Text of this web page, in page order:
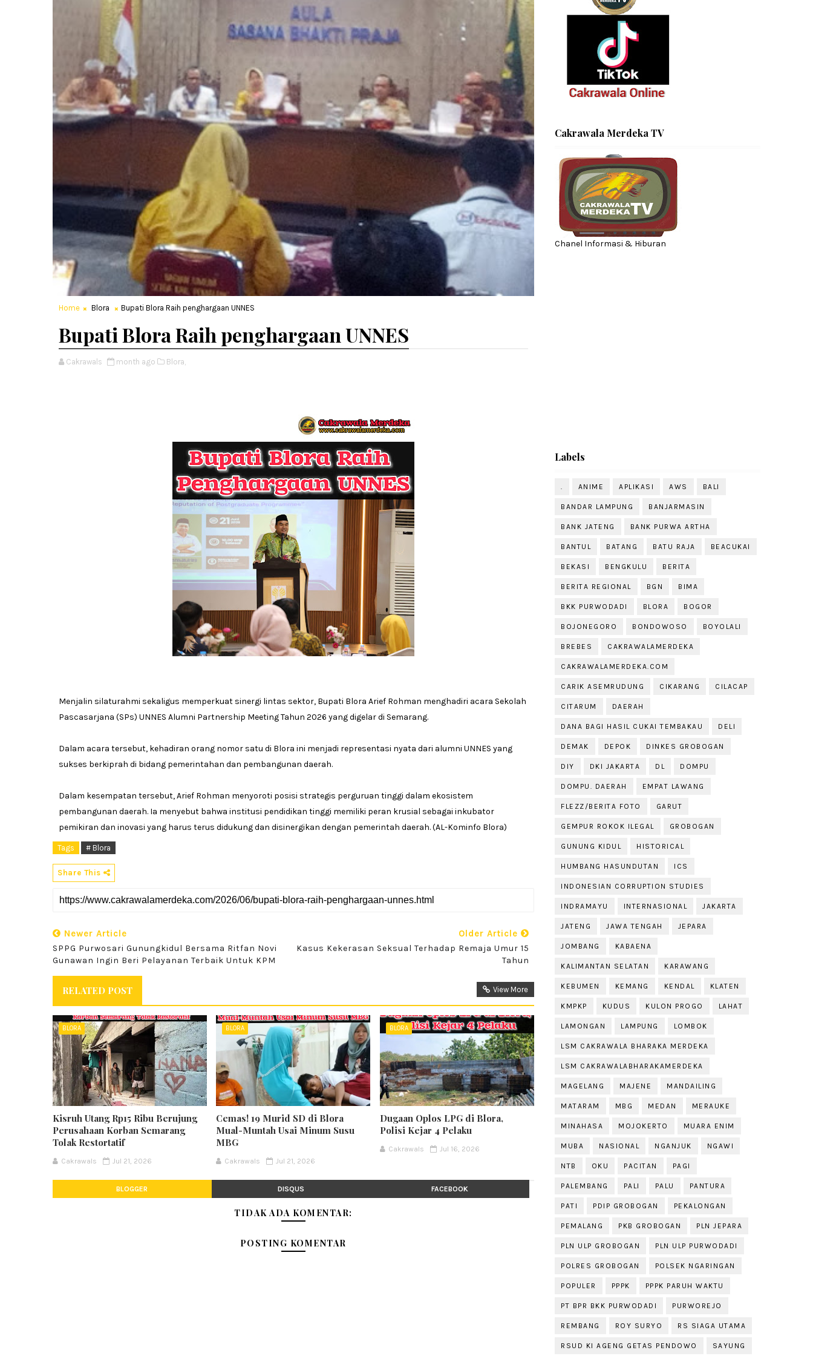
Home Blora Bupati Blora Raih penghargaan UNNES
Bupati Blora Raih penghargaan UNNES
Cakrawals month ago Blora,
Menjalin silaturahmi sekaligus memperkuat sinergi lintas sektor, Bupati Blora Arief Rohman menghadiri acara Sekolah
Pascasarjana (SPs) UNNES Alumni Partnership Meeting Tahun 2026 yang digelar di Semarang.
Dalam acara tersebut, kehadiran orang nomor satu di Blora ini menjadi representasi nyata dari alumni UNNES yang
sukses berkiprah di bidang pemerintahan dan pembangunan daerah.
Dalam kesempatan tersebut, Arief Rohman menyoroti posisi strategis perguruan tinggi dalam ekosistem
pembangunan daerah. Ia menyebut bahwa institusi pendidikan tinggi memiliki peran krusial sebagai inkubator
pemikiran dan inovasi yang harus terus didukung dan disinergikan dengan pemerintah daerah. (AL-Kominfo Blora)
Tags # Blora
Share This
Newer Article
SPPG Purwosari Gunungkidul Bersama Ritfan Novi
Gunawan Ingin Beri Pelayanan Terbaik Untuk KPM
Older Article
Kasus Kekerasan Seksual Terhadap Remaja Umur 15
Tahun
RELATED POST View More
BLORA
Kisruh Utang Rp15 Ribu Berujung
Perusahaan Korban Semarang
Tolak Restortatif
Cakrawals Jul 21, 2026
BLORA
Cemas! 19 Murid SD di Blora
Mual-Muntah Usai Minum Susu
MBG
Cakrawals Jul 21, 2026
BLORA
Dugaan Oplos LPG di Blora,
Polisi Kejar 4 Pelaku
Cakrawals Jul 16, 2026
BLOGGER DISQUS FACEBOOK
TIDAK ADA KOMENTAR:
POSTING KOMENTAR
Cakrawala Merdeka TV
Chanel Informasi & Hiburan
Labels
. ANIME APLIKASI AWS BALI
BANDAR LAMPUNG BANJARMASIN
BANK JATENG BANK PURWA ARTHA
BANTUL BATANG BATU RAJA BEACUKAI
BEKASI BENGKULU BERITA
BERITA REGIONAL BGN BIMA
BKK PURWODADI BLORA BOGOR
BOJONEGORO BONDOWOSO BOYOLALI
BREBES CAKRAWALAMERDEKA
CAKRAWALAMERDEKA.COM
CARIK ASEMRUDUNG CIKARANG CILACAP
CITARUM DAERAH
DANA BAGI HASIL CUKAI TEMBAKAU DELI
DEMAK DEPOK DINKES GROBOGAN
DIY DKI JAKARTA DL DOMPU
DOMPU. DAERAH EMPAT LAWANG
FLEZZ/BERITA FOTO GARUT
GEMPUR ROKOK ILEGAL GROBOGAN
GUNUNG KIDUL HISTORICAL
HUMBANG HASUNDUTAN ICS
INDONESIAN CORRUPTION STUDIES
INDRAMAYU INTERNASIONAL JAKARTA
JATENG JAWA TENGAH JEPARA
JOMBANG KABAENA
KALIMANTAN SELATAN KARAWANG
KEBUMEN KEMANG KENDAL KLATEN
KMPKP KUDUS KULON PROGO LAHAT
LAMONGAN LAMPUNG LOMBOK
LSM CAKRAWALA BHARAKA MERDEKA
LSM CAKRAWALABHARAKAMERDEKA
MAGELANG MAJENE MANDAILING
MATARAM MBG MEDAN MERAUKE
MINAHASA MOJOKERTO MUARA ENIM
MUBA NASIONAL NGANJUK NGAWI
NTB OKU PACITAN PAGI
PALEMBANG PALI PALU PANTURA
PATI PDIP GROBOGAN PEKALONGAN
PEMALANG PKB GROBOGAN PLN JEPARA
PLN ULP GROBOGAN PLN ULP PURWODADI
POLRES GROBOGAN POLSEK NGARINGAN
POPULER PPPK PPPK PARUH WAKTU
PT BPR BKK PURWODADI PURWOREJO
REMBANG ROY SURYO RS SIAGA UTAMA
RSUD KI AGENG GETAS PENDOWO SAYUNG